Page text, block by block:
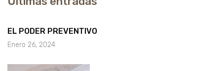
EL PODER PREVENTIVO
Enero 26, 2024